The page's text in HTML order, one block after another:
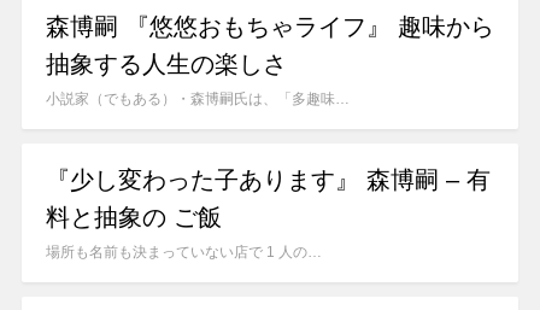
森博嗣 『悠悠おもちゃライフ』 趣味から
抽象する人生の楽しさ
小説家（でもある）・森博嗣氏は、「多趣味…
『少し変わった子あります』 森博嗣 – 有
料と抽象の ご飯
場所も名前も決まっていない店で 1 人の…